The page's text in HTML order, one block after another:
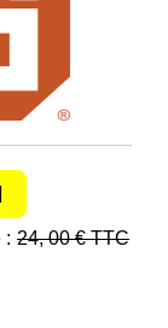
: 24, 00€ TTC